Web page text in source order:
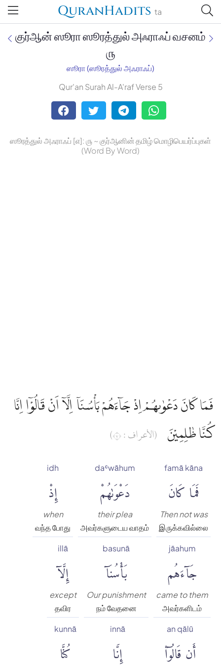
QuranHadits ta
Jan Trust Foundation
Mufti Omar Sheriff Qasimi,
குர்ஆன் ஸூரா ஸூரத்துல் அஃராஃப் வசனம்
௫
ஸூரா (ஸூரத்துல் அஃராஃப்)
Qur'an Surah Al-A'raf Verse 5
ஸூரத்துல் அஃராஃப் [௭]: ௫ ~ குர்ஆனின் தமிழ் மொழிபெயர்ப்புகள்
(Word By Word)
فَمَا كَانَ دَعْوٰىهُمْ اِذْ جَاۤءَهُمْ بَأْسُنَآ اِلَّآ اَنْ قَالُوْٓا اِنَّا
كُنَّا ظٰلِمِيْنَ
(الأعراف : ٧)
famā kāna
فَمَا كَانَ
Then not was
இருக்கவில்லை
daʿwāhum
دَعْوَىٰهُمْ
their plea
அவர்களுடைய வாதம்
idh
إِذْ
when
வந்த போது
jāahum
جَآءَهُم
came to them
அவர்களிடம்
basunā
بَأْسُنَآ
Our punishment
நம் வேதனை
illā
إِلَّآ
except
தவிர
an qālū
أَن قَالُوٓا۟
innā
إِنَّا
kunnā
كُنَّا